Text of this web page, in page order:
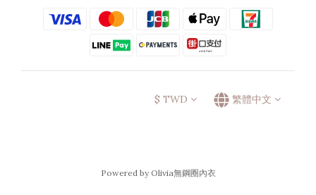
$ TWD 繁體中文
Powered by Olivia無鋼圈內衣